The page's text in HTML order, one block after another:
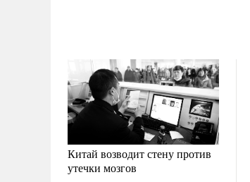
Китай возводит стену против
утечки мозгов